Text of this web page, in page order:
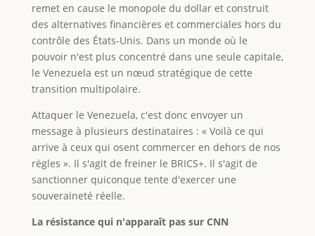
remet en cause le monopole du dollar et construit
des alternatives financières et commerciales hors du
contrôle des États-Unis. Dans un monde où le
pouvoir n'est plus concentré dans une seule capitale,
le Venezuela est un nœud stratégique de cette
transition multipolaire.
Attaquer le Venezuela, c'est donc envoyer un
message à plusieurs destinataires : « Voilà ce qui
arrive à ceux qui osent commercer en dehors de nos
règles ». Il s'agit de freiner le BRICS+. Il s'agit de
sanctionner quiconque tente d'exercer une
souveraineté réelle.
La résistance qui n'apparaît pas sur CNN